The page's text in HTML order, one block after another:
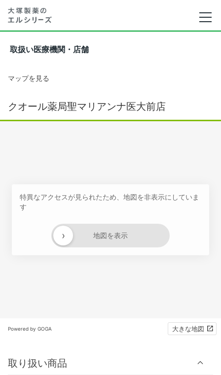
取扱い医療機関・店舗
マップを見る
クオール薬局聖マリアンナ医大前店
特異なアクセスが見られたため、地図を非表示にしていま
す
地図を表示
›
Powered by GOGA 大きな地図
取り扱い商品